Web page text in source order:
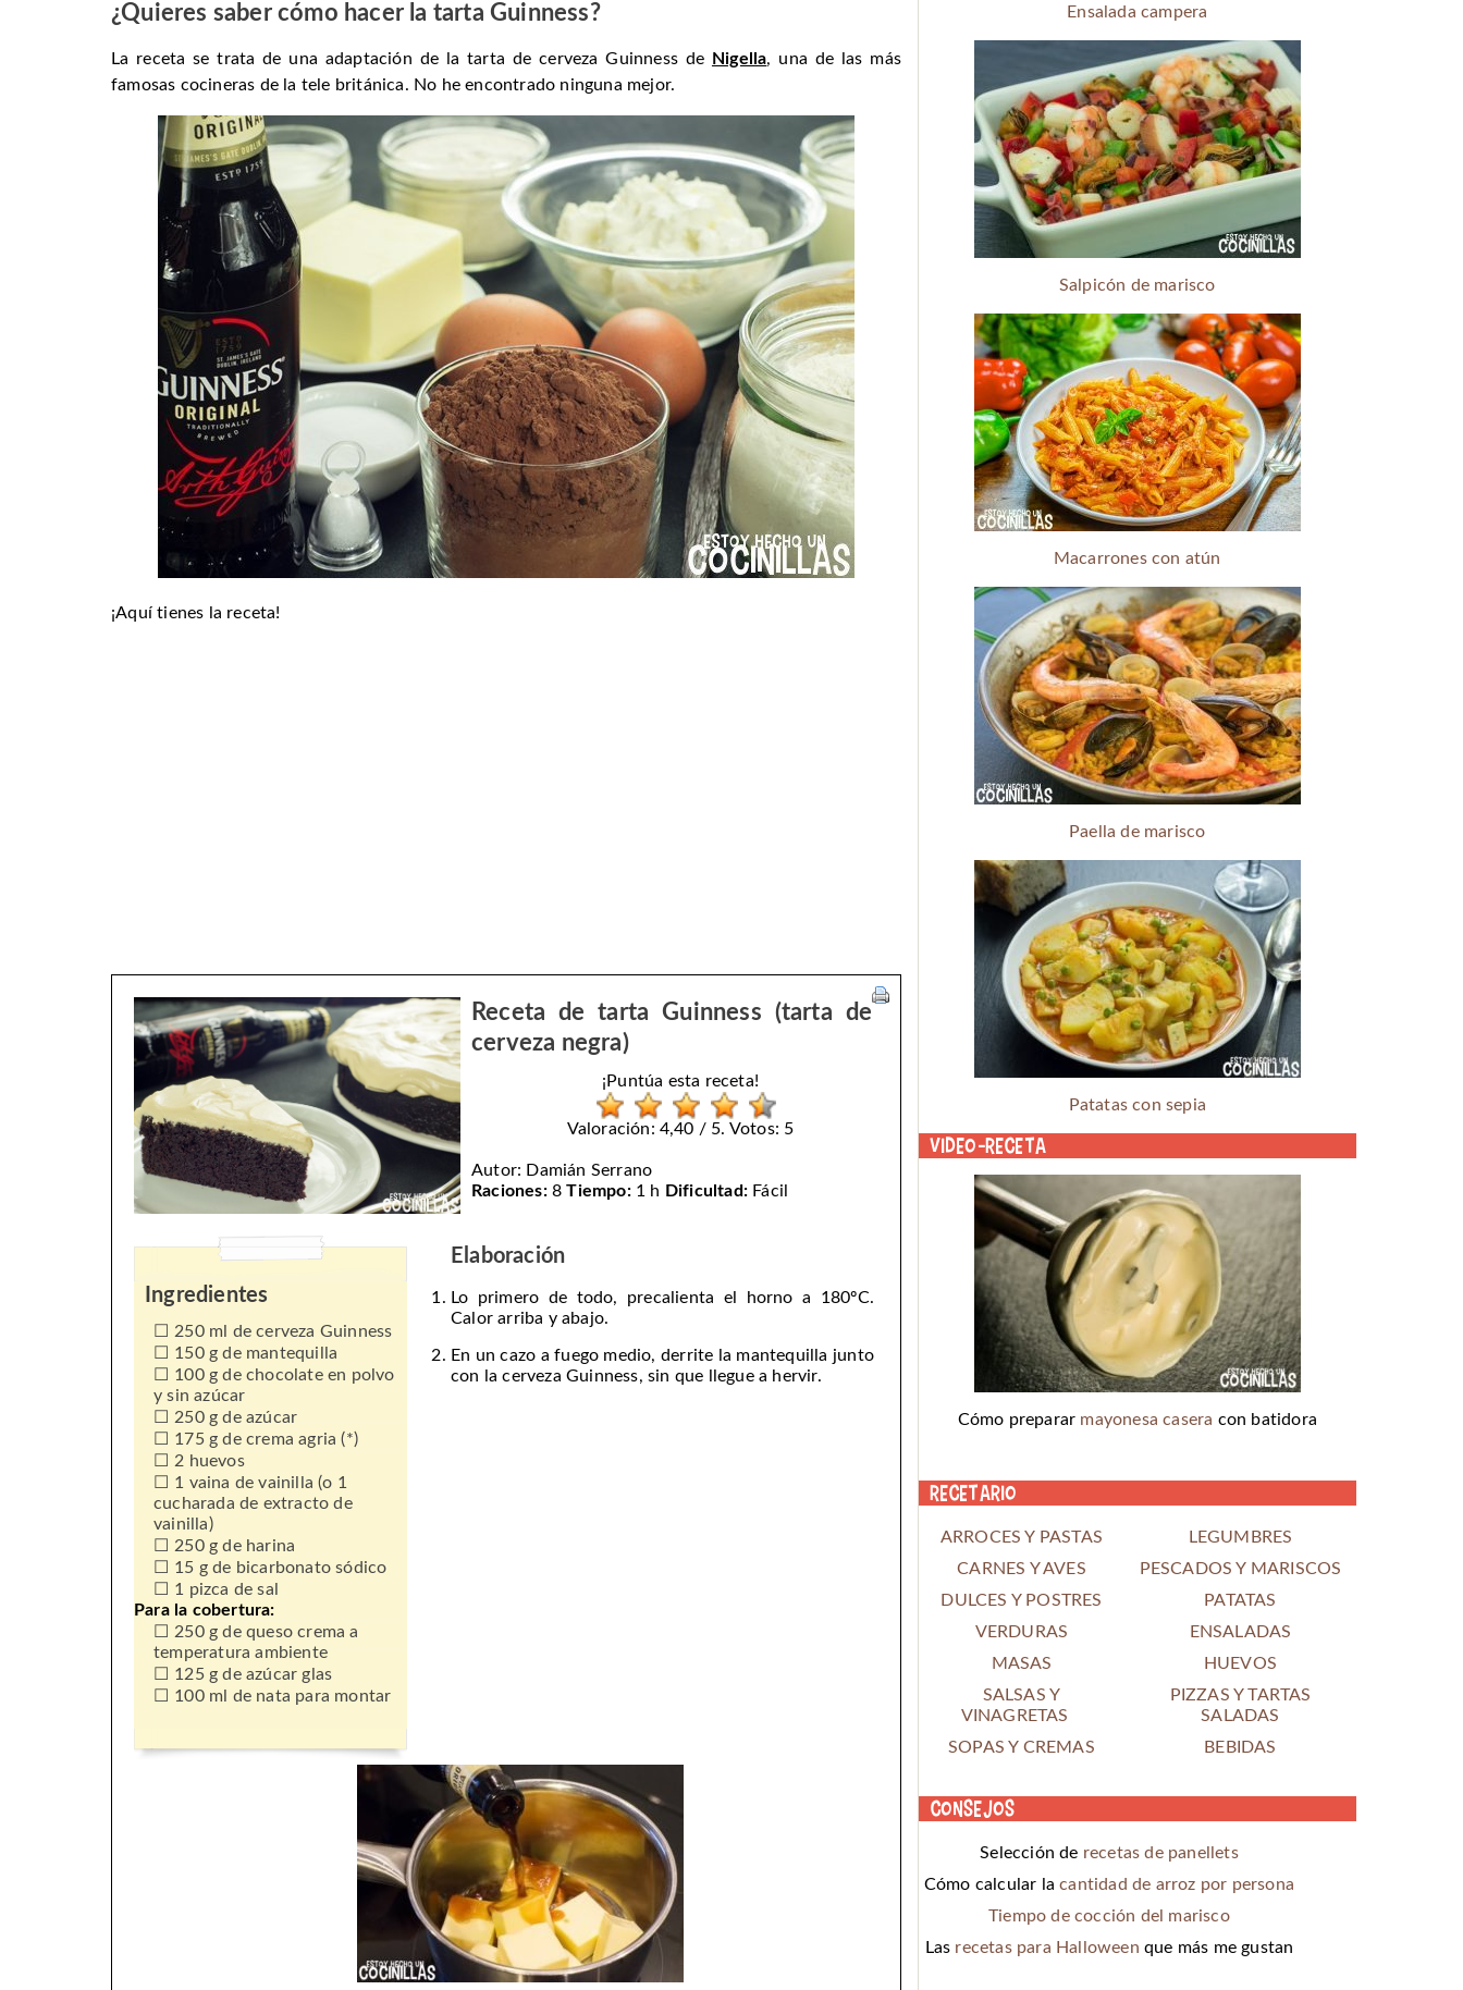
¿Quieres saber cómo hacer la tarta Guinness?
La receta se trata de una adaptación de la tarta de cerveza Guinness de Nigella, una de las más
famosas cocineras de la tele británica. No he encontrado ninguna mejor.
¡Aquí tienes la receta!
Receta de tarta Guinness (tarta de
cerveza negra)
¡Puntúa esta receta!
Valoración: 4,40 / 5. Votos: 5
Autor: Damián Serrano
Raciones: 8 Tiempo: 1 h Dificultad: Fácil
Ingredientes
250 ml de cerveza Guinness
150 g de mantequilla
100 g de chocolate en polvo
y sin azúcar
250 g de azúcar
175 g de crema agria (*)
2 huevos
1 vaina de vainilla (o 1
cucharada de extracto de
vainilla)
250 g de harina
15 g de bicarbonato sódico
1 pizca de sal
Para la cobertura:
250 g de queso crema a
temperatura ambiente
125 g de azúcar glas
100 ml de nata para montar
Elaboración
Lo primero de todo, precalienta el horno a 180ºC.
Calor arriba y abajo.
En un cazo a fuego medio, derrite la mantequilla junto
con la cerveza Guinness, sin que llegue a hervir.
Ensalada campera
Salpicón de marisco
Macarrones con atún
Paella de marisco
Patatas con sepia
Video-receta
Cómo preparar mayonesa casera con batidora
Recetario
ARROCES Y PASTAS
LEGUMBRES
CARNES Y AVES
PESCADOS Y MARISCOS
DULCES Y POSTRES
PATATAS
VERDURAS
ENSALADAS
MASAS
HUEVOS
SALSAS Y
VINAGRETAS
PIZZAS Y TARTAS
SALADAS
SOPAS Y CREMAS
BEBIDAS
Consejos
Selección de recetas de panellets
Cómo calcular lacantidad de arroz por persona
Tiempo de cocción del marisco
Las recetas para Halloween que más me gustan